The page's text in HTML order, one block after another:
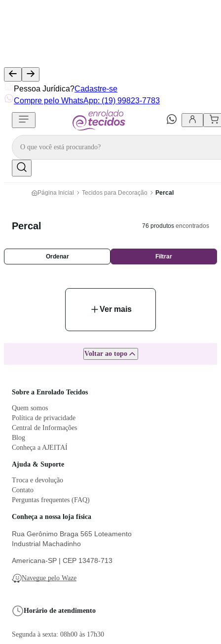
Pessoa Jurídica?Cadastre-se
Compre pelo WhatsApp: (19) 99823-7783
Página Inicial Tecidos para Decoração Percal
Percal 76 produtos encontrados
Ordenar Filtrar
Ver mais
Voltar ao topo
Sobre a Enrolado Tecidos
Quem somos
Política de privacidade
Central de Informações
Blog
Conheça a AJEITAÍ
Ajuda & Suporte
Troca e devolução
Contato
Perguntas frequentes (FAQ)
Conheça a nossa loja física
Rua Gerônimo Braga 565 Loteamento
Industrial Machadinho
Americana-SP | CEP 13478-713
Navegue pelo Waze
Horário de atendimento
Segunda à sexta: 08h00 às 17h30